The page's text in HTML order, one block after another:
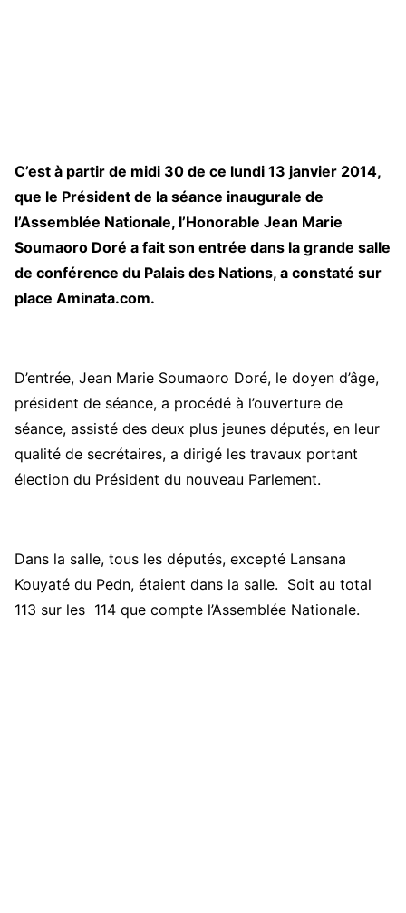
C’est à partir de midi 30 de ce lundi 13 janvier 2014,
que le Président de la séance inaugurale de
l’Assemblée Nationale, l’Honorable Jean Marie
Soumaoro Doré a fait son entrée dans la grande salle
de conférence du Palais des Nations, a constaté sur
place Aminata.com.
D’entrée, Jean Marie Soumaoro Doré, le doyen d’âge,
président de séance, a procédé à l’ouverture de
séance, assisté des deux plus jeunes députés, en leur
qualité de secrétaires, a dirigé les travaux portant
élection du Président du nouveau Parlement.
Dans la salle, tous les députés, excepté Lansana
Kouyaté du Pedn, étaient dans la salle. Soit au total
113 sur les 114 que compte l’Assemblée Nationale.